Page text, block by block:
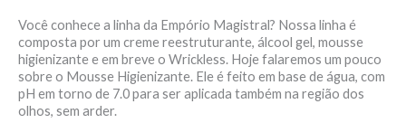
Você conhece a linha da Empório Magistral? Nossa linha é
composta por um creme reestruturante, álcool gel, mousse
higienizante e em breve o Wrickless. Hoje falaremos um pouco
sobre o Mousse Higienizante. Ele é feito em base de água, com
pH em torno de 7.0 para ser aplicada também na região dos
olhos, sem arder.